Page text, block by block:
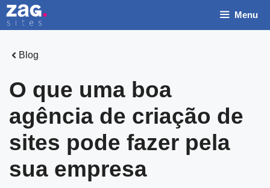
Pular
para
conteúdo
Menu
Blog
O que uma boa
agência de criação de
sites pode fazer pela
sua empresa